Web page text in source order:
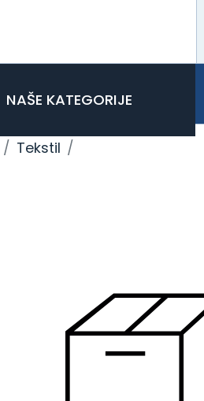
NAŠE KATEGORIJE
Tekstil